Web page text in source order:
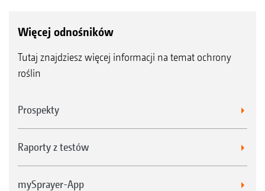
Więcej odnośników
Tutaj znajdziesz więcej informacji na temat ochrony
roślin
Prospekty
Raporty z testów
mySprayer-App